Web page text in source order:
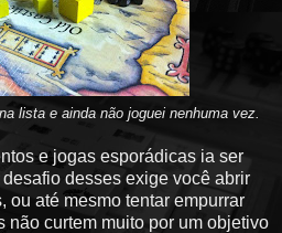
lista e ainda não joguei nenhuma vez.
e jogas esporádicas ia ser
desses exige você abrir
ou até mesmo tentar empurrar
não curtem muito por um objetivo